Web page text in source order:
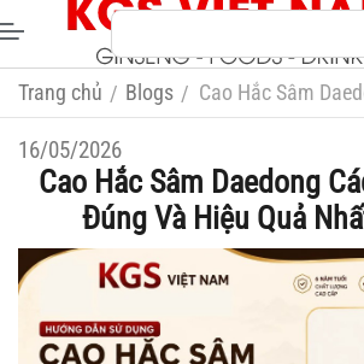
Trang chủ / Blogs / Cao Hắc Sâm
16/05/2026
Cao Hắc Sâm Daedong
Đúng Và Hiệu Quả